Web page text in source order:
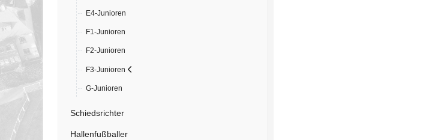
E4-Junioren
F1-Junioren
F2-Junioren
F3-Junioren
G-Junioren
Schiedsrichter
Hallenfußballer